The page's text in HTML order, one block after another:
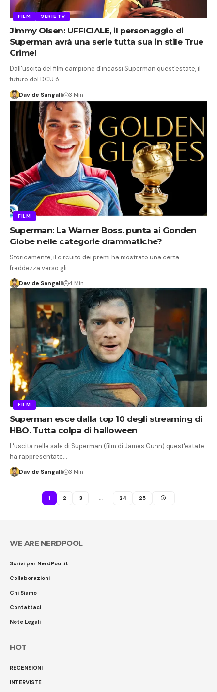
FILM SERIE TV
Jimmy Olsen: UFFICIALE, il personaggio di
Superman avrà una serie tutta sua in stile True
Crime!
Dall'uscita del film campione d'incassi Superman quest'estate, il
futuro del DCU è…
Davide Sangalli 3 Min
FILM
Superman: La Warner Boss. punta ai Gonden
Globe nelle categorie drammatiche?
Storicamente, il circuito dei premi ha mostrato una certa
freddezza verso gli…
Davide Sangalli 4 Min
FILM
Superman esce dalla top 10 degli streaming di
HBO. Tutta colpa di halloween
L'uscita nelle sale di Superman (film di James Gunn) quest'estate
ha rappresentato…
Davide Sangalli 3 Min
1 2 3 … 24 25
WE ARE NERDPOOL
Scrivi per NerdPool.it
Collaborazioni
Chi Siamo
Contattaci
Note Legali
HOT
RECENSIONI
INTERVISTE